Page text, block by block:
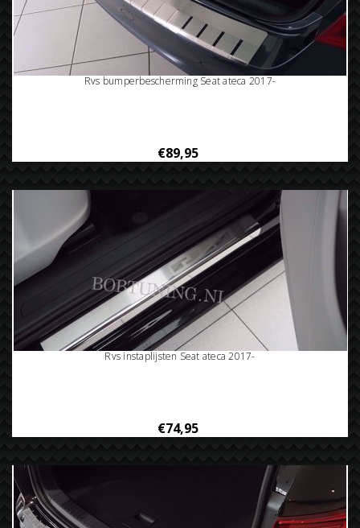
Rvs bumperbescherming Seat ateca 2017-
€89,95
Rvs instaplijsten Seat ateca 2017-
€74,95